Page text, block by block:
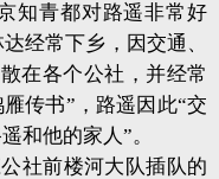
知青都对路遥非常好
经常下乡，因交通、
在各个公社，并经常
传书”，路遥因此“交
和他的家人”。
社前楼河大队插队的